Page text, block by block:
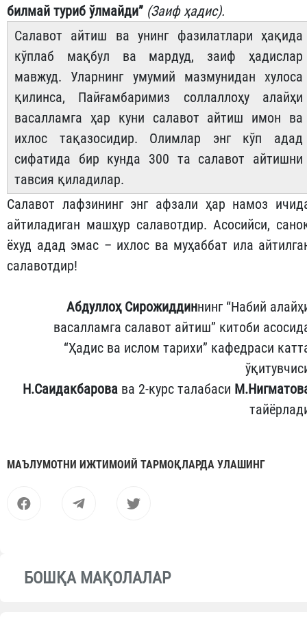
билмай туриб ўлмайди” (Заиф ҳадис).
Салавот айтиш ва унинг фазилатлари ҳақида
кўплаб мақбул ва мардуд, заиф ҳадислар
мавжуд. Уларнинг умумий мазмунидан хулоса
қилинса, Пайғамбаримиз соллаллоҳу алайҳи
васалламга ҳар куни салавот айтиш имон ва
ихлос тақазосидир. Олимлар энг кўп адад
сифатида бир кунда 300 та салавот айтишни
тавсия қиладилар.
Салавот лафзининг энг афзали ҳар намоз
айтиладиган машҳур салавотдир. Асосийси,
ёхуд адад эмас – ихлос ва муҳаббат ила
салавотдир!
Абдуллоҳ Сирожиддиннинг “Набий
васалламга салавот айтиш” китоби
“Ҳадис ва ислом тарихи” кафедраси
Н.Саидакбарова ва 2-курс талабаси
МАЪЛУМОТНИ ИЖТИМОИЙ ТАРМОҚЛАРДА УЛАШИНГ
БОШҚА МАҚОЛАЛАР